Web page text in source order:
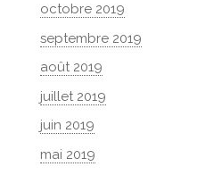
octobre 2019
septembre 2019
août 2019
juillet 2019
juin 2019
mai 2019